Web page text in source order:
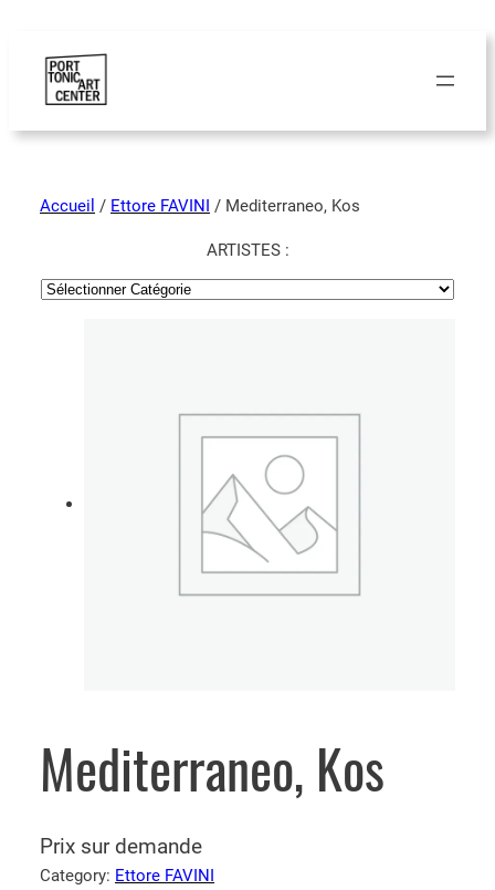
Accueil / Ettore FAVINI / Mediterraneo, Kos
ARTISTES :
Mediterraneo, Kos
Prix sur demande
Category: Ettore FAVINI